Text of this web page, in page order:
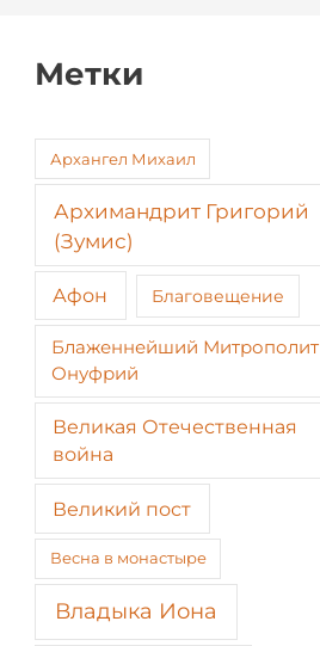
Метки
Архангел Михаил
Архимандрит Григорий
(Зумис)
Афон Благовещение
Блаженнейший Митрополит
Онуфрий
Великая Отечественная
война
Великий пост
Весна в монастыре
Владыка Иона